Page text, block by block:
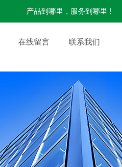
产品到哪里，服务到哪里 !
在线留言 联系我们